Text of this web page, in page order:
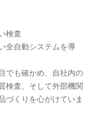
検査
全自動システムを導
でも確かめ、自社内の
検査、そして外部機関
づくりを心がけていま